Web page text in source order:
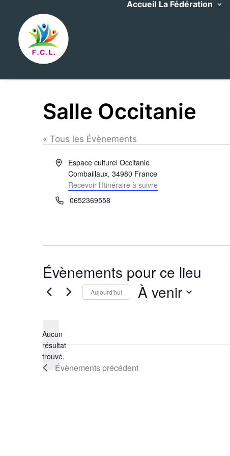
Accueil La Fédération
Salle Occitanie
« Tous les Évènements
AdresseEspace culturel Occitanie
Combaillaux, 34980 France
Recevoir l’Itinéraire à suivre
Téléphone
0652369558
Évènements pour ce lieu
Notice
Aucun
résultat
trouvé.
Aujourd'hui À venir
Évènements précédent